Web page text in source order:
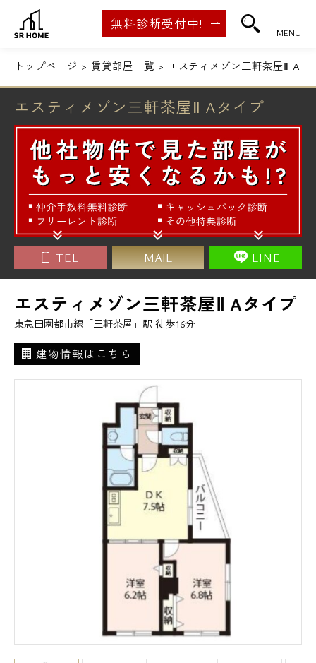
無料診断受付中!
MENU
トップページ 賃貸部屋一覧 エスティメゾン三軒茶屋Ⅱ Aタ
エスティメゾン三軒茶屋Ⅱ Aタイプ
TEL MAIL LINE
エスティメゾン三軒茶屋Ⅱ Aタイプ
東急田園都市線「三軒茶屋」駅 徒歩16分
建物情報はこちら